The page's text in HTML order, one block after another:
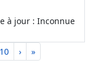
à jour : Inconnue
10 › »